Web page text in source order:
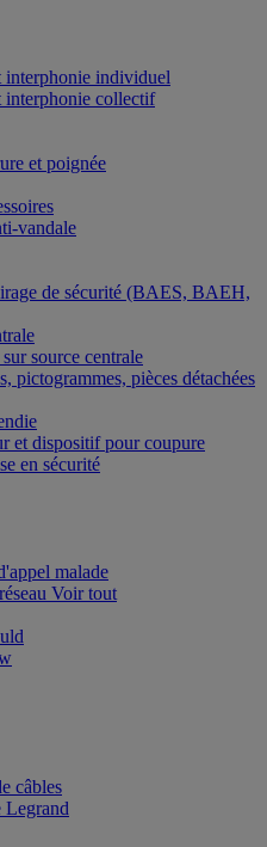
interphonie individuel
interphonie collectif
et poignée
vandale
de sécurité (BAES, BAEH,
source centrale
pictogrammes, pièces détachées
et dispositif pour coupure
en sécurité
malade
Voir tout
câbles
Legrand